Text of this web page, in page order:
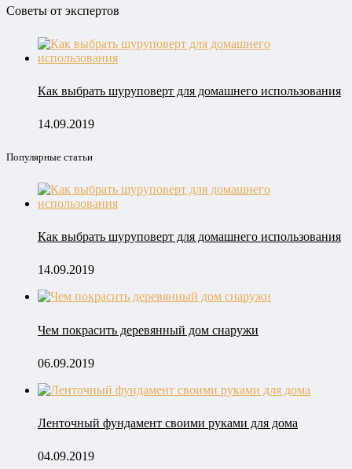
Советы от экспертов
Как выбрать шуруповерт для домашнего использования
14.09.2019
Популярные статьи
Как выбрать шуруповерт для домашнего использования
14.09.2019
Чем покрасить деревянный дом снаружи
06.09.2019
Ленточный фундамент своими руками для дома
04.09.2019